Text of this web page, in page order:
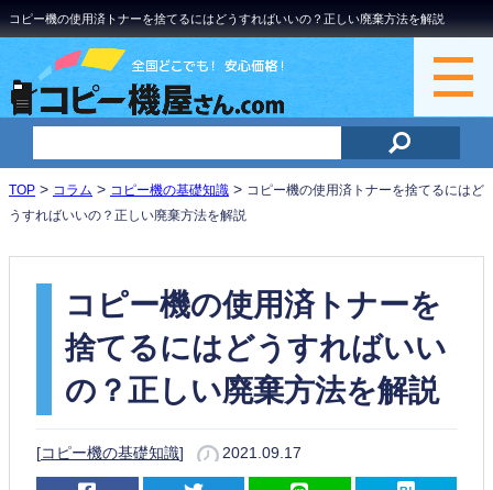
コピー機の使用済トナーを捨てるにはどうすればいいの？正しい廃棄方法を解説
TOP > コラム > コピー機の基礎知識 > コピー機の使用済トナーを捨てるにはど
うすればいいの？正しい廃棄方法を解説
コピー機の使用済トナーを
捨てるにはどうすればいい
の？正しい廃棄方法を解説
[コピー機の基礎知識] 2021.09.17